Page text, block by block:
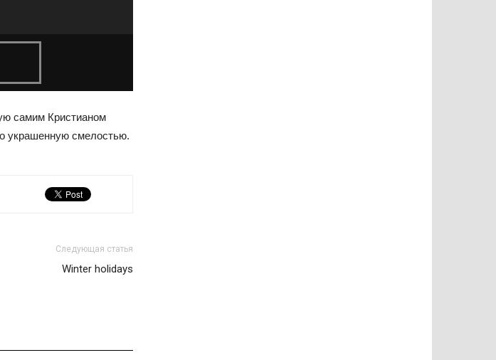
самим Кристианом
украшенную смелостью.
Следующая статья
Winter holidays